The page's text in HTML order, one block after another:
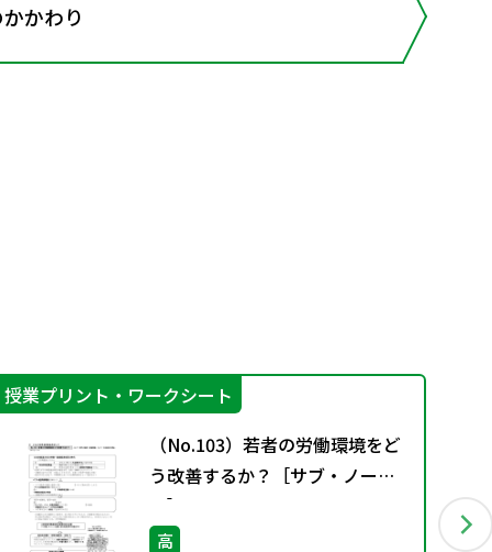
かわり
授業プリント・ワークシート
（No.103）若者の労働環境をど
う改善するか？［サブ・ノー
ト］
高